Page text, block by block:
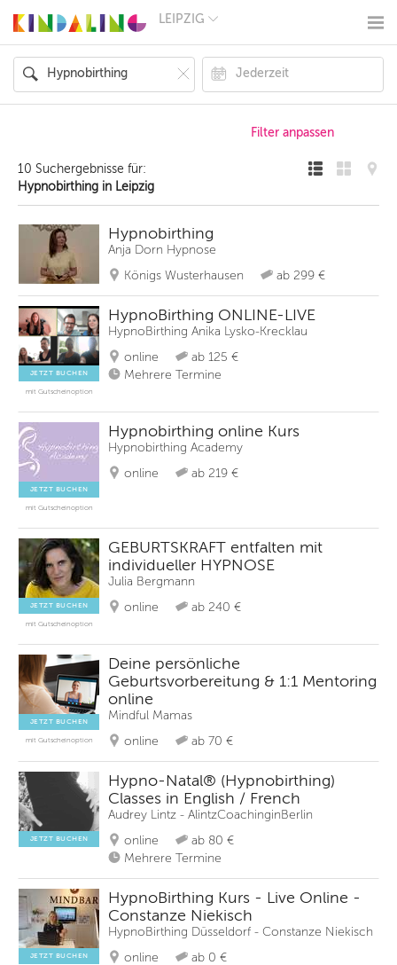
LEIPZIG
BERLIN
MÜNCHEN
HAMBURG
KÖLN
HANNOVER
LEIPZIG
DRESDEN
NÜRNBERG
WIEN
ANDERE
REGIONEN
10 Suchergebnisse für:
Hypnobirthing in Leipzig
Hypnobirthing
Anja Dorn Hypnose
Königs Wusterhausen
ab 299 €
JETZT BUCHEN
mit Gutscheinoption
HypnoBirthing ONLINE-LIVE
HypnoBirthing Anika Lysko-Krecklau
online
ab 125 €
Mehrere Termine
JETZT BUCHEN
mit Gutscheinoption
Hypnobirthing online Kurs
Hypnobirthing Academy
online
ab 219 €
JETZT BUCHEN
mit Gutscheinoption
GEBURTSKRAFT entfalten mit
individueller HYPNOSE
Julia Bergmann
online
ab 240 €
JETZT BUCHEN
mit Gutscheinoption
Deine persönliche
Geburtsvorbereitung & 1:1 Mentoring
online
Mindful Mamas
online
ab 70 €
JETZT BUCHEN
Hypno-Natal® (Hypnobirthing)
Classes in English / French
Audrey Lintz - AlintzCoachinginBerlin
online
ab 80 €
Mehrere Termine
JETZT BUCHEN
HypnoBirthing Kurs - Live Online -
Constanze Niekisch
HypnoBirthing Düsseldorf - Constanze Niekisch
online
ab 0 €